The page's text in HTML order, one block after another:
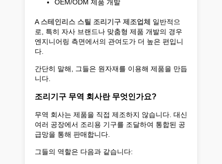
OEM/ODM 제품 개발
A 스테인리스 스틸 조리기구 제조업체 일반적으
로, 특히 자사 브랜드나 맞춤형 제품 개발의 경우
엔지니어링 측면에서의 관여도가 더 높은 편입니
다.
간단히 말해, 그들은 원자재를 이용해 제품을 만듭
니다.
조리기구 무역 회사란 무엇인가요?
무역 회사는 제품을 직접 제조하지 않습니다. 대신
여러 공장에서 조리용 기구를 조달하여 통합된 공
급망을 통해 판매합니다.
그들의 역할은 다음과 같습니다: